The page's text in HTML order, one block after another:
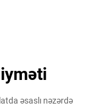
əsaslı nəzərdə